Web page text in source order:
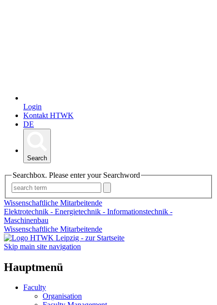
Login
Kontakt HTWK
DE
Search
Searchbox. Please enter your Searchword
Wissenschaftliche Mitarbeitende
Elektrotechnik - Energietechnik - Informationstechnik -
Maschinenbau
Wissenschaftliche Mitarbeitende
Skip main site navigation
Hauptmenü
Faculty
Organisation